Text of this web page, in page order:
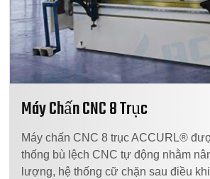
Máy Chấn CNC 8 Trục
Máy chấn CNC 8 trục ACCURL®
thống bù lệch CNC tự động nhằm
lượng, hệ thống cữ chặn sau điều